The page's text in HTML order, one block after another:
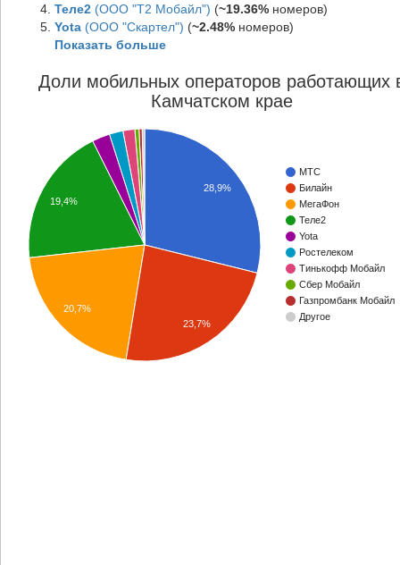
Теле2(ООО "Т2 Мобайл") (~19.36%номеров)
Yota(ООО "Скартел") (~2.48%номеров)
Показать больше
Доли мобильных операторов работающих
Камчатском крае
МТС
Билайн
МегаФон
Теле2
Yota
Ростелеком
Тинькофф Мобайл
Сбер Мобайл
Газпромбанк Мобайл
Другое
28,9%
19,4%
20,7%
23,7%